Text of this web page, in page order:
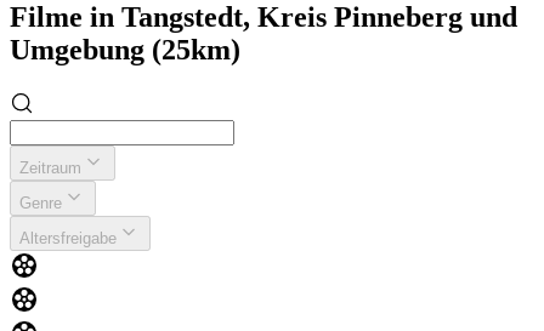
Filme in Tangstedt, Kreis Pinneberg und
Umgebung (25km)
Zeitraum
Genre
Altersfreigabe